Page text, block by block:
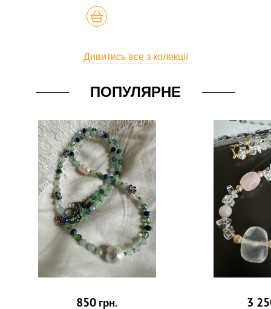
КУПИТЬ
Дивитись все з колекції
ПОПУЛЯРНЕ
850 грн. 3